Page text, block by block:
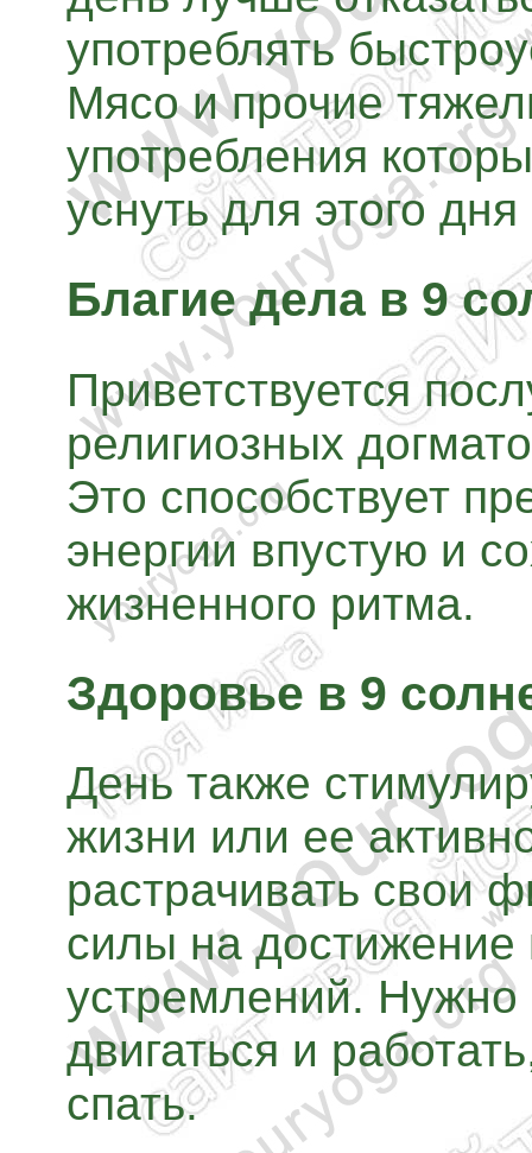
употреблять
Мясо и прочие
употребления
уснуть для этого
Благие дела в 9
Приветствуется
религиозных
Это способствует
энергии впустую и
жизненного ритма.
Здоровье в 9
День также
жизни или ее
растрачивать свои
силы на
устремлений.
двигаться и
спать.